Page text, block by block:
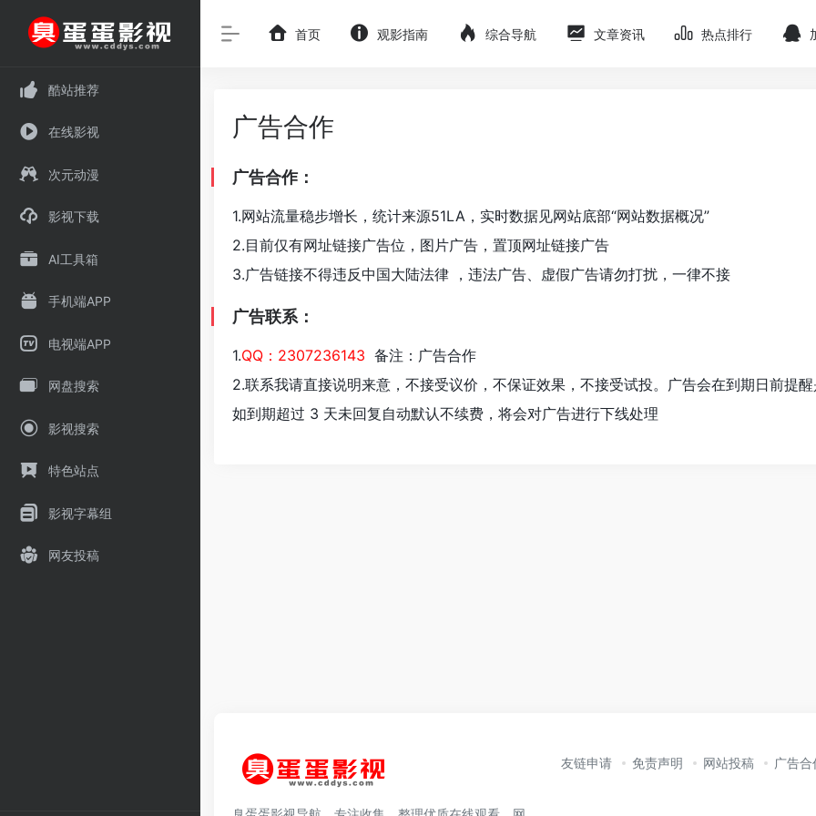
酷站推荐
在线影视
次元动漫
影视下载
AI工具箱
手机端APP
电视端APP
网盘搜索
影视搜索
特色站点
影视字幕组
网友投稿
首页 观影指南 综合导航 文章资讯 热点排行
广告合作
广告合作：
1.网站流量稳步增长，统计来源51LA，实时数据见网站底部“网站数据概况”
2.目前仅有网址链接广告位，图片广告，置顶网址链接广告
3.广告链接不得违反中国大陆法律 ，违法广告、虚假广告请勿打扰，一律不接
广告联系：
1.QQ：2307236143 备注：广告合作
2.联系我请直接说明来意，不接受议价，不保证效果，不接受试投。广告会在到期日前提
如到期超过 3 天未回复自动默认不续费，将会对广告进行下线处理
友链申请 免责声明 网站投稿 广告合